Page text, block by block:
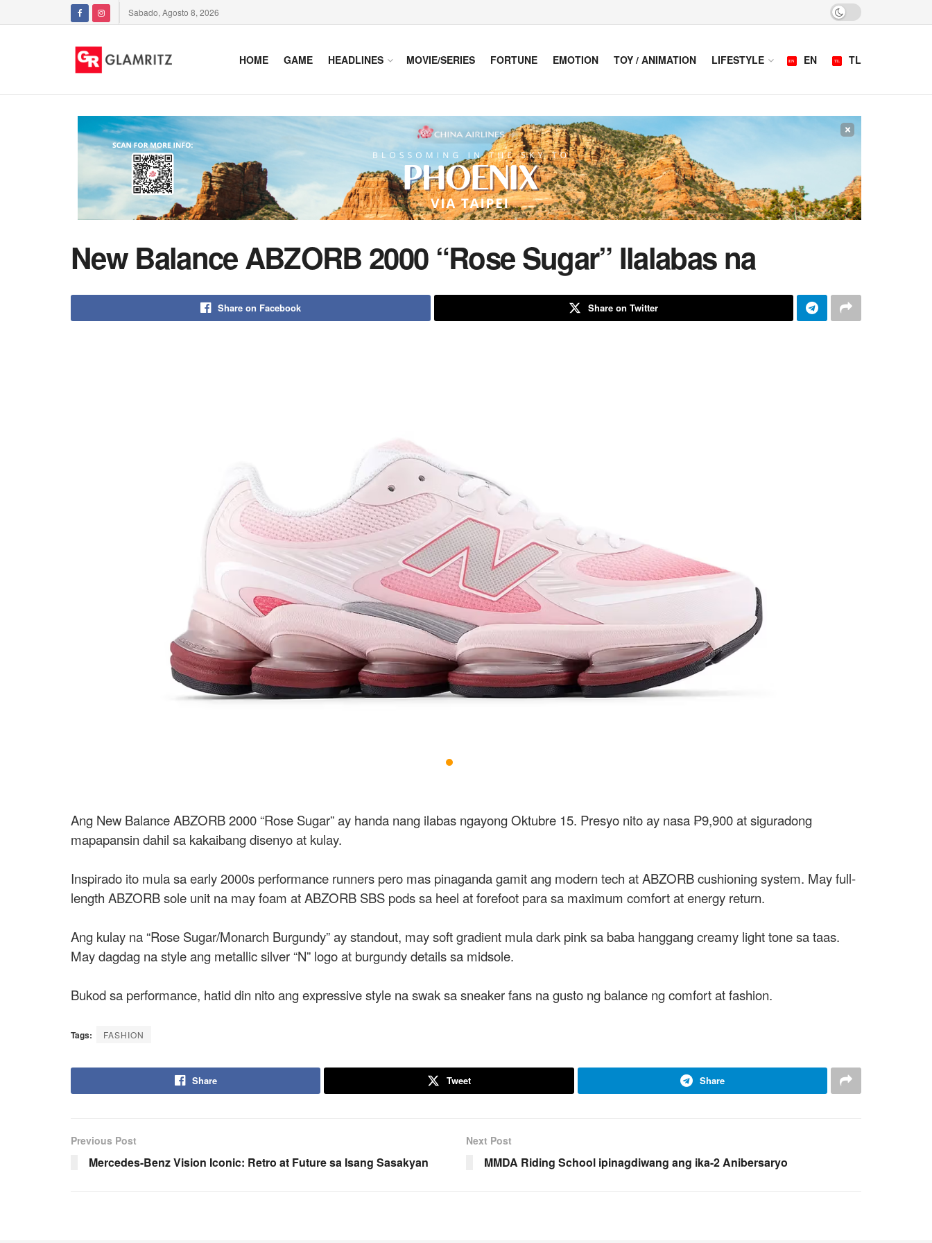
Sabado, Agosto 8, 2026
HOME GAME HEADLINES MOVIE/SERIES FORTUNE EMOTION TOY / ANIMATION LIFESTYLE EN TL
×
New Balance ABZORB 2000 “Rose Sugar” Ilalabas na
Share on Facebook Share on Twitter
Ang New Balance ABZORB 2000 “Rose Sugar” ay handa nang ilabas ngayong Oktubre 15. Presyo nito ay nasa ₱9,900 at siguradong
mapapansin dahil sa kakaibang disenyo at kulay.
Inspirado ito mula sa early 2000s performance runners pero mas pinaganda gamit ang modern tech at ABZORB cushioning system. May full-
length ABZORB sole unit na may foam at ABZORB SBS pods sa heel at forefoot para sa maximum comfort at energy return.
Ang kulay na “Rose Sugar/Monarch Burgundy” ay standout, may soft gradient mula dark pink sa baba hanggang creamy light tone sa taas.
May dagdag na style ang metallic silver “N” logo at burgundy details sa midsole.
Bukod sa performance, hatid din nito ang expressive style na swak sa sneaker fans na gusto ng balance ng comfort at fashion.
Tags: FASHION
Share Tweet Share
Previous Post
Mercedes-Benz Vision Iconic: Retro at Future sa Isang Sasakyan
Next Post
MMDA Riding School ipinagdiwang ang ika-2 Anibersaryo